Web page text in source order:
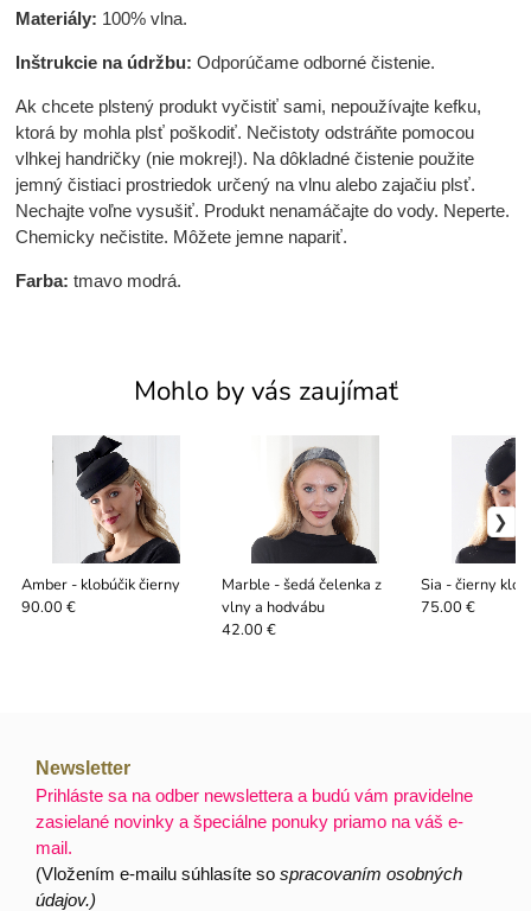
Materiály: 100% vlna.
Inštrukcie na údržbu:Odporúčame odborné čistenie.
Ak chcete plstený produkt vyčistiť sami, nepoužívajte kefku,
ktorá by mohla plsť poškodiť. Nečistoty odstráňte pomocou
vlhkej handričky (nie mokrej!). Na dôkladné čistenie použite
jemný čistiaci prostriedok určený na vlnu alebo zajačiu plsť.
Nechajte voľne vysušiť. Produkt nenamáčajte do vody. Neperte.
Chemicky nečistite. Môžete jemne napariť.
Farba: tmavo modrá.
Mohlo by vás zaujímať
Amber - klobúčik čierny
90.00 €
Marble - šedá čelenka z
vlny a hodvábu
42.00 €
Sia - čierny
75.00 €
Newsletter
Prihláste sa na odber newslettera a budú vám pravidelne
zasielané novinky a špeciálne ponuky priamo na váš e-
mail.
(Vložením e-mailu súhlasíte sospracovaním osobných
údajov.)